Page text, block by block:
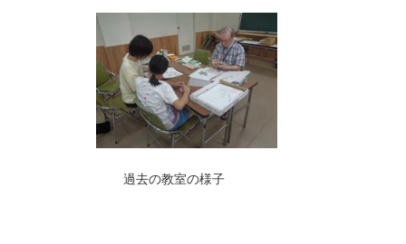
過去の教室の様子